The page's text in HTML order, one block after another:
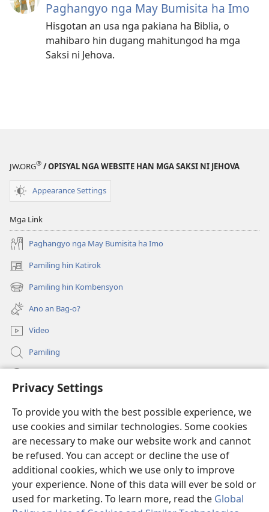
Privacy Settings
To provide you with the best possible experience, we
use cookies and similar technologies. Some cookies
are necessary to make our website work and cannot
be refused. You can accept or decline the use of
additional cookies, which we use only to improve
your experience. None of this data will ever be sold or
used for marketing. To learn more, read the Global
Paghangyo nga May Bumisita ha Imo
Hisgotan an usa nga pakiana ha Biblia, o
mahibaro hin dugang mahitungod ha mga
Saksi ni Jehova.
JW.ORG® / OPISYAL NGA WEBSITE HAN MGA SAKSI NI JEHOVA
Appearance Settings
Mga Link
Paghangyo nga May Bumisita ha Imo
Pamiling hin Katirok
(opens
new
window)
Pamiling hin Kombensyon
(opens
new
window)
Ano an Bag-o?
Video
Pamiling
(opens
window)Watchtower ONLINE LIBRARY
(opens
new
window)JW Hub ®
(opens
new
window)